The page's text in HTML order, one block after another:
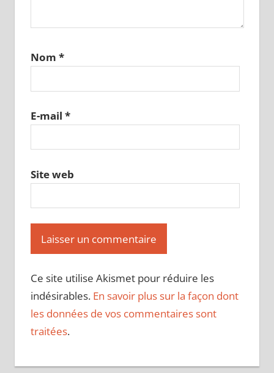
Nom *
E-mail *
Site web
Ce site utilise Akismet pour réduire les
indésirables. En savoir plus sur la façon dont
les données de vos commentaires sont
traitées.